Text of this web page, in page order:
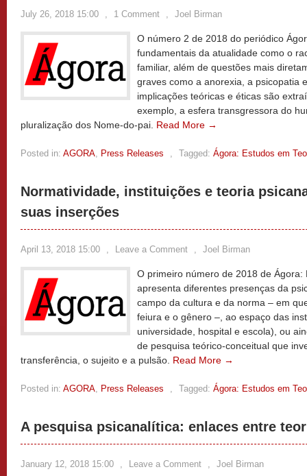
July 26, 2018 15:00 , 1 Comment , Joel Birman
O número 2 de 2018 do periódico
fundamentais da atualidade como o
familiar, além de questões mais
graves como a anorexia, a psicopatia
implicações teóricas e éticas são
exemplo, a esfera transgressora do
pluralização dos Nome-do-pai. Read More →
Posted in: AGORA, Press Releases , Tagged: Ágora: Estudos em
Normatividade, instituições e teoria
suas inserções
April 13, 2018 15:00 , Leave a Comment , Joel Birman
O primeiro número de 2018 de Ágora:
apresenta diferentes presenças da
campo da cultura e da norma – em
feiura e o gênero –, ao espaço das
universidade, hospital e escola), ou
de pesquisa teórico-conceitual que
transferência, o sujeito e a pulsão. Read More →
Posted in: AGORA, Press Releases , Tagged: Ágora: Estudos em
A pesquisa psicanalítica: enlaces entre
January 12, 2018 15:00 , Leave a Comment , Joel Birman